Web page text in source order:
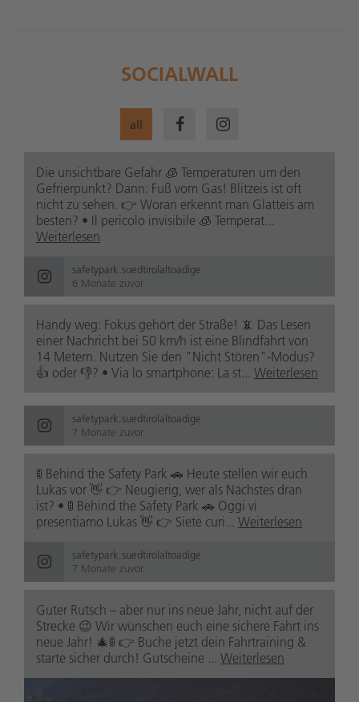
SOCIALWALL
all
Die unsichtbare Gefahr 🧊 Temperaturen um den
Gefrierpunkt? Dann: Fuß vom Gas! Blitzeis ist oft
nicht zu sehen. 👉 Woran erkennt man Glatteis am
besten? • Il pericolo invisibile 🧊 Temperat...
Weiterlesen
safetypark.suedtirolaltoadige
6 Monate zuvor
Handy weg: Fokus gehört der Straße! 📵 Das Lesen
einer Nachricht bei 50 km/h ist eine Blindfahrt von
14 Metern. Nutzen Sie den "Nicht Stören"-Modus?
👍 oder 👎? • Via lo smartphone: La st... Weiterlesen
safetypark.suedtirolaltoadige
7 Monate zuvor
🚦 Behind the Safety Park 🚗 Heute stellen wir euch
Lukas vor 👋 👉 Neugierig, wer als Nächstes dran
ist? • 🚦 Behind the Safety Park 🚗 Oggi vi
presentiamo Lukas 👋 👉 Siete curi... Weiterlesen
safetypark.suedtirolaltoadige
7 Monate zuvor
Guter Rutsch – aber nur ins neue Jahr, nicht auf der
Strecke 😉 Wir wünschen euch eine sichere Fahrt ins
neue Jahr! 🎄🚦 👉 Buche jetzt dein Fahrtraining &
starte sicher durch! Gutscheine ... Weiterlesen